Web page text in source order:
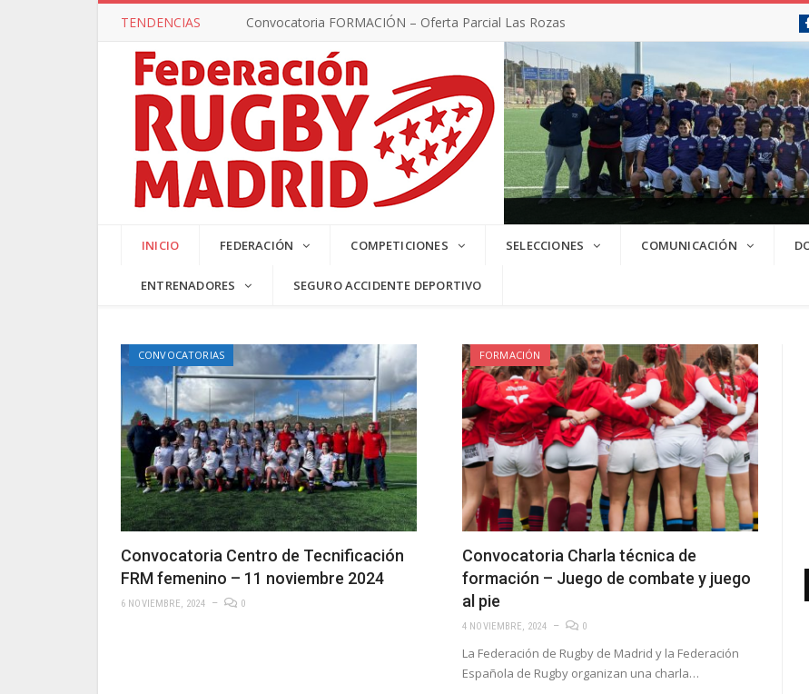
TENDENCIAS Convocatoria FORMACIÓN – Oferta Parcial Las Rozas
SUB17 MASC 2025/2026
INICIO FEDERACIÓN COMPETICIONES SELECCIONES COMUNICACIÓN
ENTRENADORES SEGURO ACCIDENTE DEPORTIVO
CONVOCATORIAS
Convocatoria Centro de Tecnificación
FRM femenino – 11 noviembre 2024
6 NOVIEMBRE, 2024 0
FORMACIÓN
Convocatoria Charla técnica de
formación – Juego de combate y juego
al pie
4 NOVIEMBRE, 2024 0
La Federación de Rugby de Madrid y la Federación
Española de Rugby organizan una charla…